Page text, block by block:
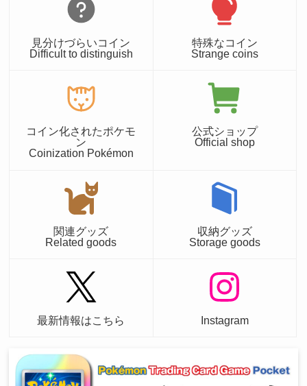
見分けづらいコイン
Difficult to distinguish
特殊なコイン
Strange coins
コイン化されたポケモ
ン
Coinization Pokémon
公式ショップ
Official shop
関連グッズ
Related goods
収納グッズ
Storage goods
最新情報はこちら Instagram